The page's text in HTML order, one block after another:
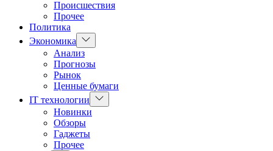
Происшествия
Прочее
Политика
Экономика
Показать
подменю
Анализ
Прогнозы
Рынок
Ценные бумаги
IT технологии
Показать
подменю
Новинки
Обзоры
Гаджеты
Прочее